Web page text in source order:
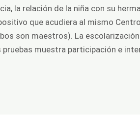
la relación de la niña con su
que acudiera al mismo
son maestros). La
muestra participación e